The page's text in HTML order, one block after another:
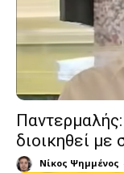
διοικηθεί με
Νίκος Ψημμένος